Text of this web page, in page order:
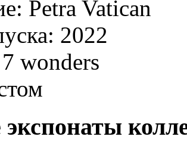
Petra Vatican
2022
wonders
экспонаты